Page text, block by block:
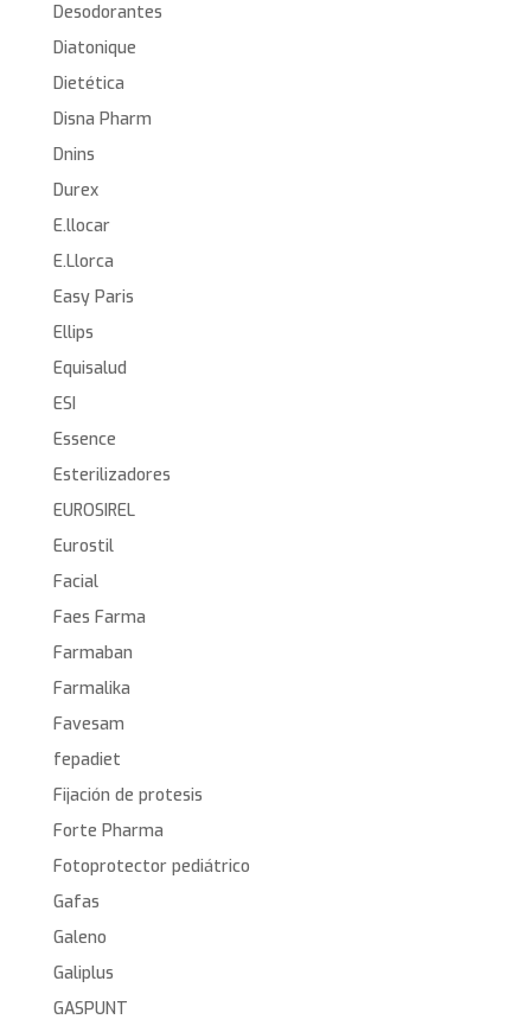
Desodorantes
Diatonique
Dietética
Disna Pharm
Dnins
Durex
E.llocar
E.Llorca
Easy Paris
Ellips
Equisalud
ESI
Essence
Esterilizadores
EUROSIREL
Eurostil
Facial
Faes Farma
Farmaban
Farmalika
Favesam
fepadiet
Fijación de protesis
Forte Pharma
Fotoprotector pediátrico
Gafas
Galeno
Galiplus
GASPUNT